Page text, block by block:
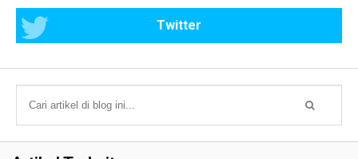
Twitter